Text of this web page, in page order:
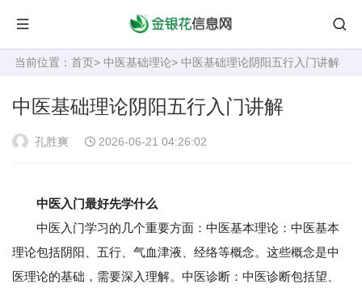
当前位置： 首页> 中医基础理论> 中医基础理论阴阳五行入门讲解
中医基础理论阴阳五行入门讲解
孔胜爽 2026-06-21 04:26:02
中医入门最好先学什么
中医入门学习的几个重要方面：中医基本理论：中医基本
理论包括阴阳、五行、气血津液、经络等概念。这些概念是中
医理论的基础，需要深入理解。中医诊断：中医诊断包括望、